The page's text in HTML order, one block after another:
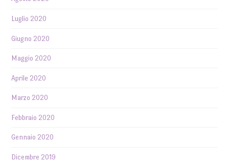
Luglio 2020
Giugno 2020
Maggio 2020
Aprile 2020
Marzo 2020
Febbraio 2020
Gennaio 2020
Dicembre 2019